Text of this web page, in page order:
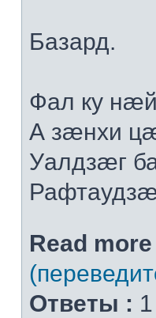
Базард.
Фал ку
А зæнхи
Уалдзæг
Read more
Ответы :